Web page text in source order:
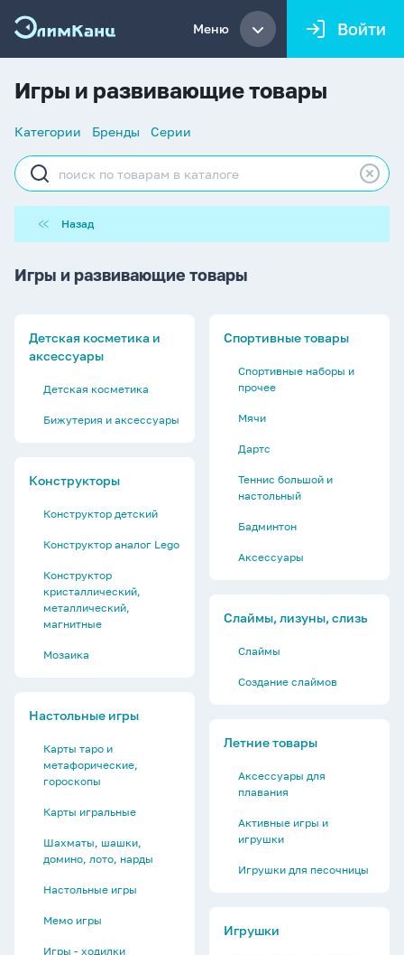
Меню Войти
Игры и развивающие товары
Список
Категории Бренды Серии
Строка
поиска
Назад
Игры и развивающие товары
Детская косметика и
аксессуары
Детская косметика
Бижутерия и аксессуары
Конструкторы
Конструктор детский
Конструктор аналог Lego
Конструктор
кристаллический,
металлический,
магнитные
Мозаика
Настольные игры
Карты таро и
метафорические,
гороскопы
Карты игральные
Шахматы, шашки,
домино, лото, нарды
Настольные игры
Мемо игры
Игры - ходилки
Спортивные товары
Спортивные наборы и
прочее
Мячи
Дартс
Теннис большой и
настольный
Бадминтон
Аксессуары
Слаймы, лизуны, слизь
Слаймы
Создание слаймов
Летние товары
Аксессуары для
плавания
Активные игры и
игрушки
Игрушки для песочницы
Игрушки